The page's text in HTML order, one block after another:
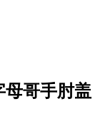
母哥手肘盖